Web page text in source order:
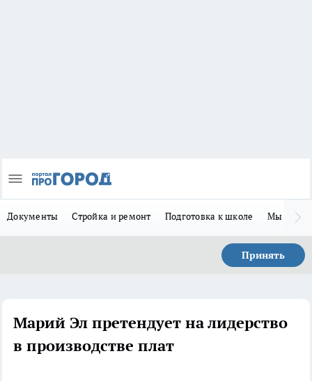
Документы Стройка и ремонт Подготовка к школе Мы в MAX
Принять
Марий Эл претендует на лидерство
в производстве плат